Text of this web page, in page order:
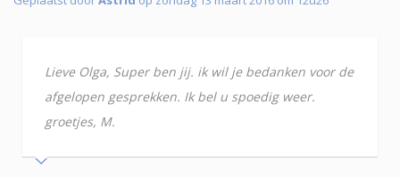
Lieve Olga, Super ben jij. ik wil je bedanken voor de
afgelopen gesprekken. Ik bel u spoedig weer.
groetjes, M.